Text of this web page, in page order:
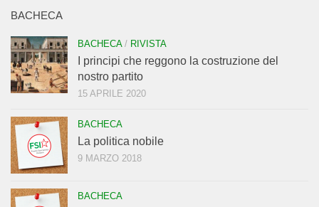
BACHECA
BACHECA/ RIVISTA
I principi che reggono la costruzione del
nostro partito
15 APRILE 2020
BACHECA
La politica nobile
9 MARZO 2018
BACHECA